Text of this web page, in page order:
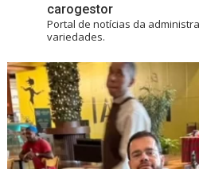
carogestor
Portal de notícias da
variedades.